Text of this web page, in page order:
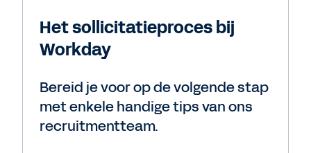
Het sollicitatieproces bij
Workday
Bereid je voor op de volgende stap
met enkele handige tips van ons
recruitmentteam.